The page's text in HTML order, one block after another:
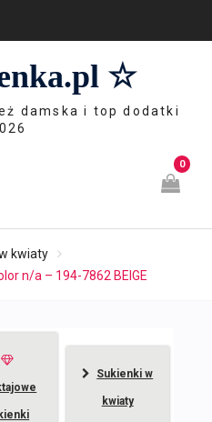
☆
damska i top dodatki
0
kwiaty
n/a – 194-7862 BEIGE
Sukienki w
kwiaty